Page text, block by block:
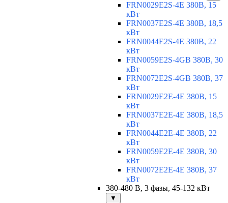
FRN0029E2S-4E 380В, 15
кВт
FRN0037E2S-4E 380В, 18,5
кВт
FRN0044E2S-4E 380В, 22
кВт
FRN0059E2S-4GB 380В, 30
кВт
FRN0072E2S-4GB 380В, 37
кВт
FRN0029E2E-4E 380В, 15
кВт
FRN0037E2E-4E 380В, 18,5
кВт
FRN0044E2E-4E 380В, 22
кВт
FRN0059E2E-4E 380В, 30
кВт
FRN0072E2E-4E 380В, 37
кВт
380-480 В, 3 фазы, 45-132 кВт
▼